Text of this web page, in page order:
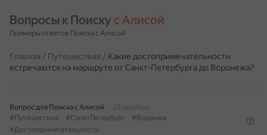
Вопросы к Поиску с Алисой
Примеры ответов Поиска с Алисой
Главная / Путешествия / Какие достопримечательности
встречаются на маршруте от Санкт-Петербурга до Воронежа?
Вопрос для Поиска с Алисой
28 декабря
#Путешествия
#СанктПетербург
#Воронеж
#Достопримечательности